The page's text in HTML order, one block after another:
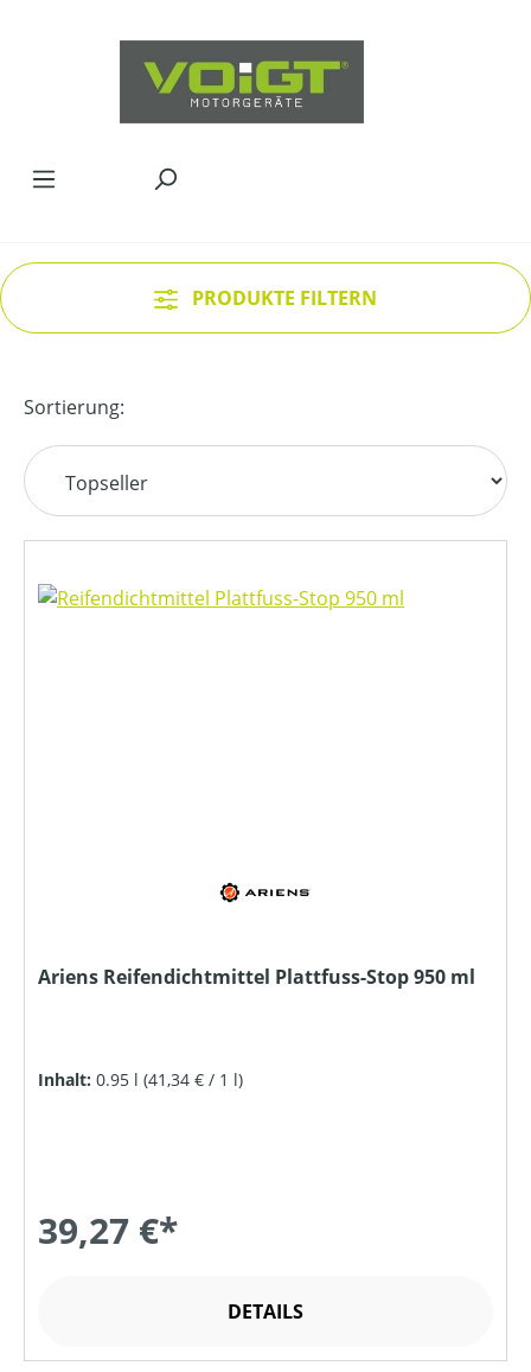
PRODUKTE FILTERN
Sortierung:
Ariens Reifendichtmittel Plattfuss-Stop 950 ml
Inhalt: 0.95 l (41,34 € / 1 l)
39,27 €*
DETAILS